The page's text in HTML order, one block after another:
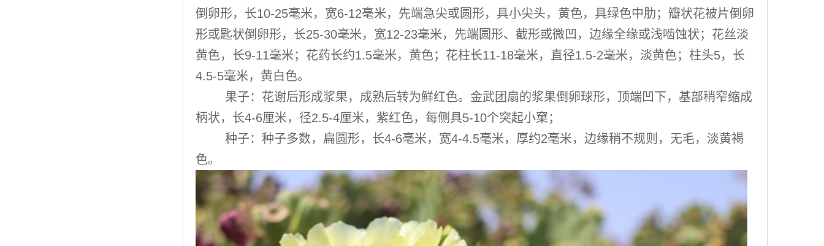
倒卵形，长10-25毫米，宽6-12毫米，先端急尖或圆形，具小尖头，黄色，具绿色中肋；瓣状花被片倒卵
形或匙状倒卵形，长25-30毫米，宽12-23毫米，先端圆形、截形或微凹，边缘全缘或浅啮蚀状；花丝淡
黄色，长9-11毫米；花药长约1.5毫米，黄色；花柱长11-18毫米，直径1.5-2毫米，淡黄色；柱头5，长
4.5-5毫米，黄白色。
果子：花谢后形成浆果，成熟后转为鲜红色。 金武团扇的浆果倒卵球形，顶端凹下，基部稍窄缩成
柄状，长4-6厘米，径2.5-4厘米，紫红色，每侧具5-10个突起小窠；
种子：种子多数，扁圆形，长4-6毫米，宽4-4.5毫米，厚约2毫米，边缘稍不规则，无毛，淡黄褐
色。